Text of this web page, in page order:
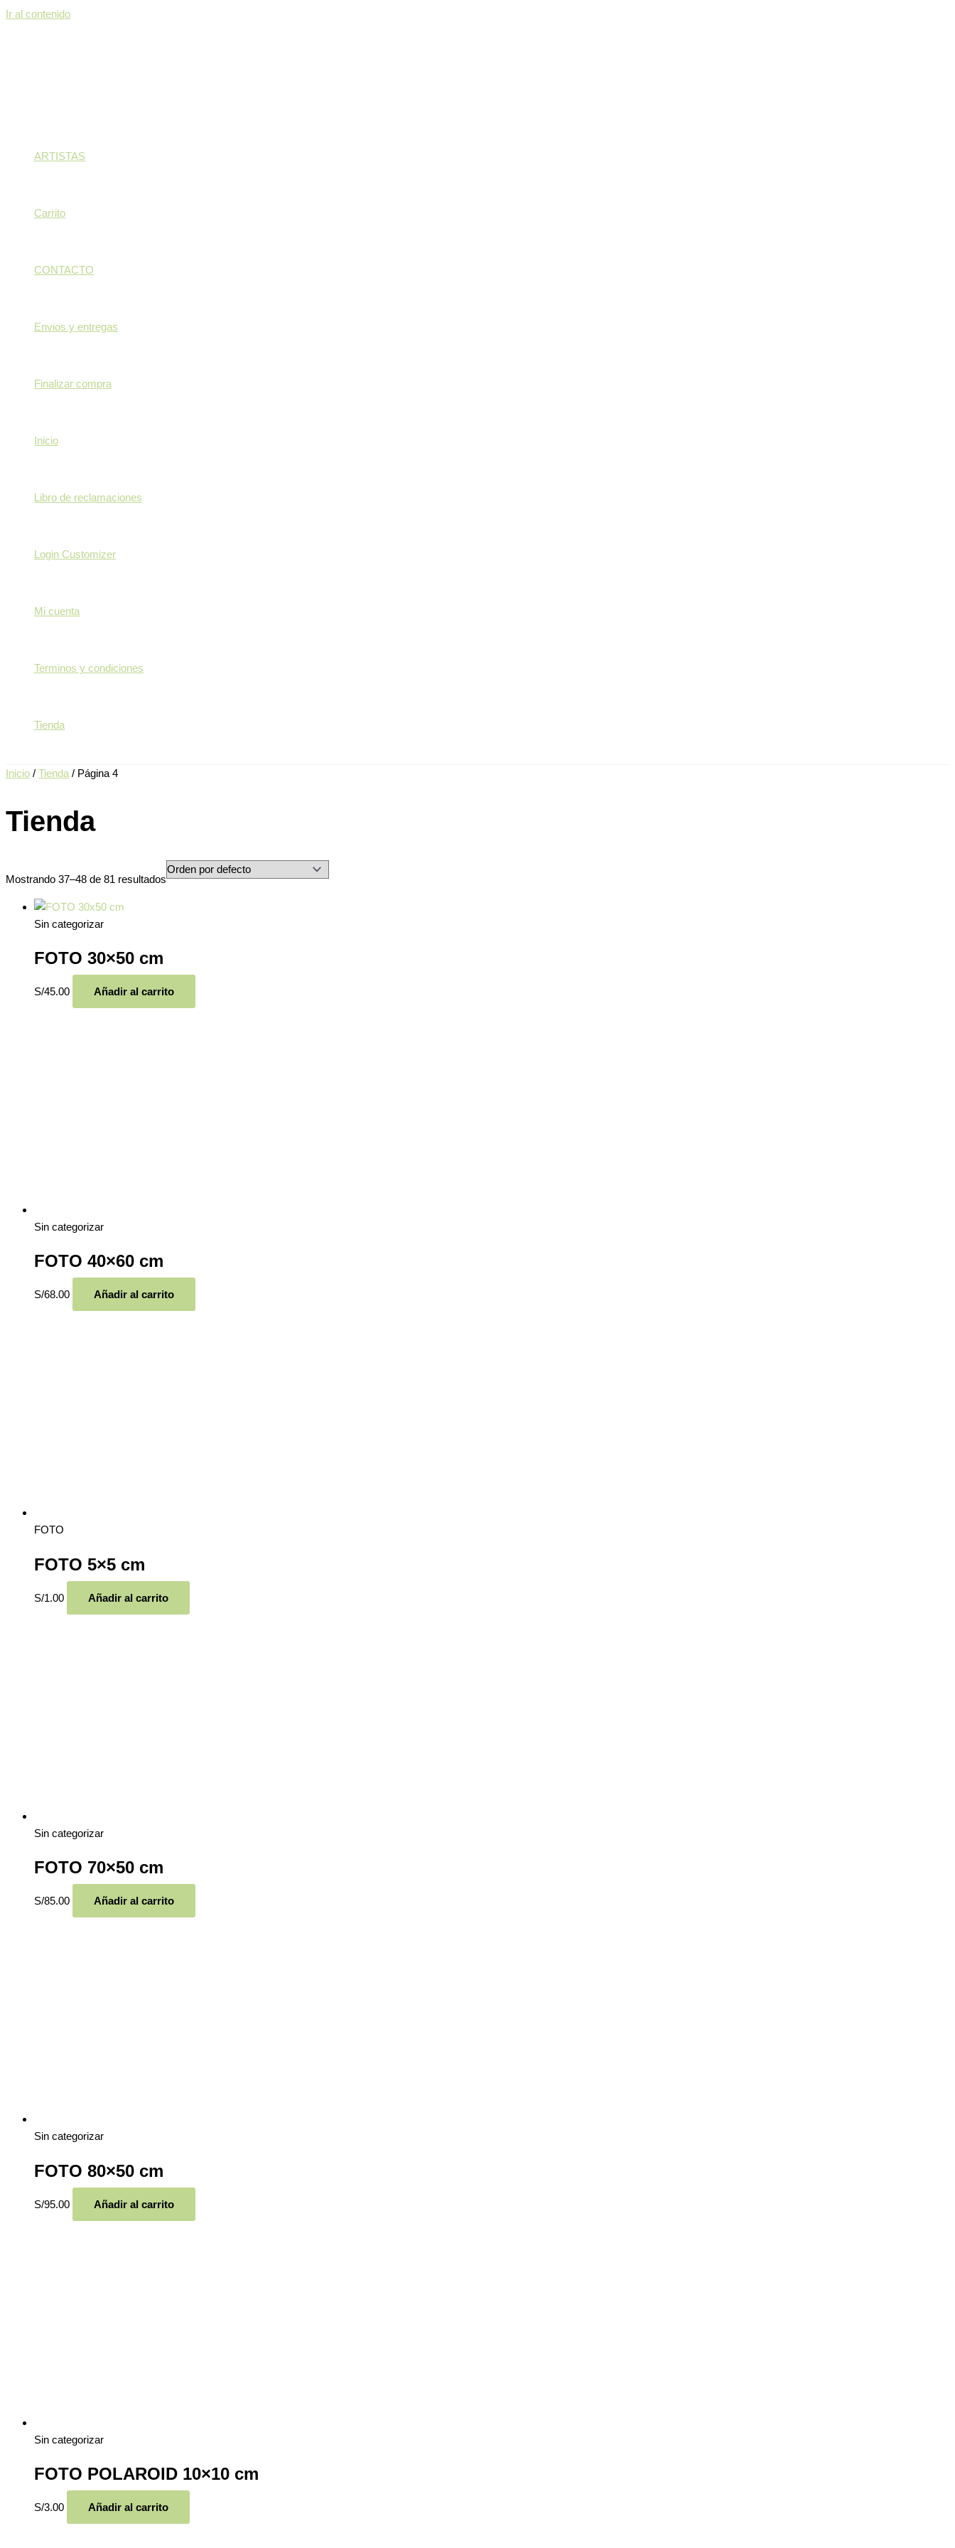
Ir al contenido
ARTISTAS
Carrito
CONTACTO
Envios y entregas
Finalizar compra
Inicio
Libro de reclamaciones
Login Customizer
Mi cuenta
Terminos y condiciones
Tienda
Inicio / Tienda / Página 4
Tienda
Mostrando 37–48 de 81 resultados
Sin categorizar
FOTO 30×50 cm
S/45.00 Añadir al carrito
Sin categorizar
FOTO 40×60 cm
S/68.00 Añadir al carrito
FOTO
FOTO 5×5 cm
S/1.00 Añadir al carrito
Sin categorizar
FOTO 70×50 cm
S/85.00 Añadir al carrito
Sin categorizar
FOTO 80×50 cm
S/95.00 Añadir al carrito
Sin categorizar
FOTO POLAROID 10×10 cm
S/3.00 Añadir al carrito